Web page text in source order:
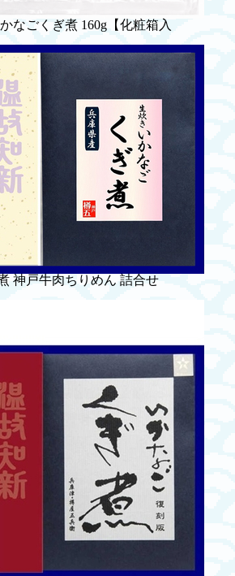
なごくぎ煮 160g【化粧箱入
神戸牛肉ちりめん 詰合せ